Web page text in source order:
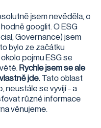
jsem nevěděla, o
googlit. O ESG
Governance) jsem
bylo ze začátku
pojmu ESG se
Rychle jsem se ale
jde. Tato oblast
neustále se vyvíjí - a
různé informace
věnujeme.